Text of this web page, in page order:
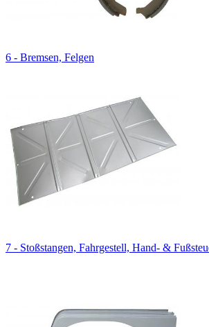
6 - Bremsen, Felgen
7 - Stoßstangen, Fahrgestell, Hand- &